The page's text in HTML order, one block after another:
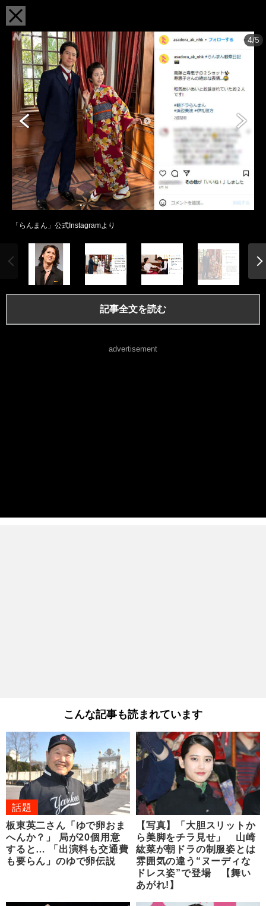
4/5
「らんまん」公式Instagramより
記事全文を読む
advertisement
こんな記事も読まれています
話題
板東英二さん「ゆで卵おま
へんか？」 局が20個用意
すると… 「出演料も交通費
も要らん」のゆで卵伝説
【写真】「大胆スリットか
ら美脚をチラ見せ」 山崎
紘菜が朝ドラの制服姿とは
雰囲気の違う“ヌーディな
ドレス姿”で登場 【舞い
あがれ!】